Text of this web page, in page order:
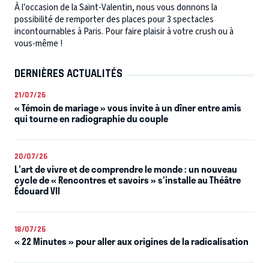
À l’occasion de la Saint-Valentin, nous vous donnons la
possibilité de remporter des places pour 3 spectacles
incontournables à Paris. Pour faire plaisir à votre crush ou à
vous-même !
DERNIÈRES ACTUALITÉS
21/07/26
« Témoin de mariage » vous invite à un dîner entre amis
qui tourne en radiographie du couple
20/07/26
L'art de vivre et de comprendre le monde : un nouveau
cycle de « Rencontres et savoirs » s'installe au Théâtre
Édouard VII
18/07/26
« 22 Minutes » pour aller aux origines de la radicalisation